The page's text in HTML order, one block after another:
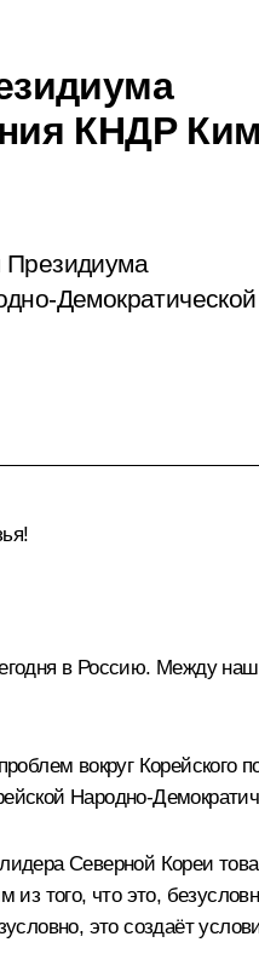
КНДР Ким
Президиума
Демократической
в Россию. Между
вокруг
Народно-
Северной Кореи
того, что это,
это создаёт